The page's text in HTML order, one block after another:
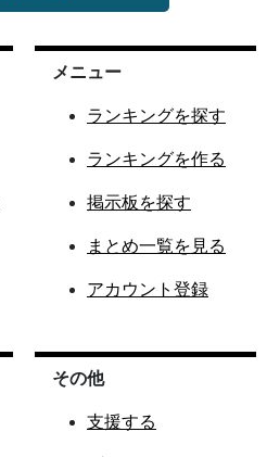
メニュー
ランキングを探す
ランキングを作る
掲示板を探す
まとめ一覧を見る
アカウント登録
その他
支援する